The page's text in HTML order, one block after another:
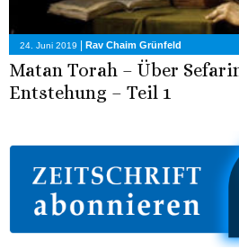
24. Juni 2019 | Rav Chaim Grünfeld
Matan Torah – Über
Entstehung – Teil 1